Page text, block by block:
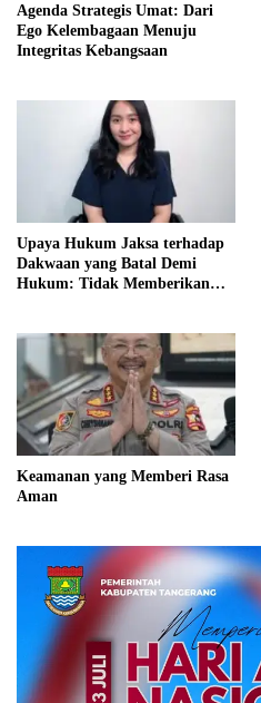
Agenda Strategis Umat: Dari
Ego Kelembagaan Menuju
Integritas Kebangsaan
Upaya Hukum Jaksa terhadap
Dakwaan yang Batal Demi
Hukum: Tidak Memberikan
Keamanan yang Memberi Rasa
Aman